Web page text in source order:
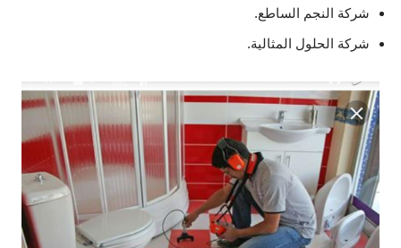
شركة النجم الساطع.
شركة الحلول المثالية.